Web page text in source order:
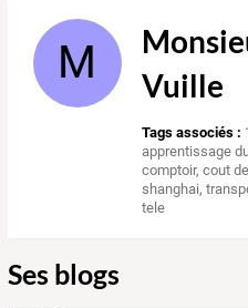
M
Vuille
Tags associés :
apprentissage
comptoir,cout
shanghai,
tele
Ses blogs